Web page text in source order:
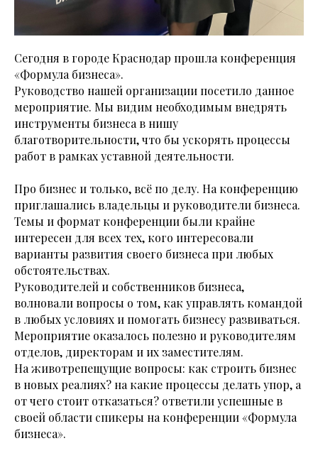
Сегодня в городе Краснодар прошла конференция
«Формула бизнеса».
Руководство нашей организации посетило данное
мероприятие. Мы видим необходимым внедрять
инструменты бизнеса в нишу
благотворительности, что бы ускорять процессы
работ в рамках уставной деятельности.
Про бизнес и только, всё по делу. На конференцию
приглашались владельцы и руководители бизнеса.
Темы и формат конференции были крайне
интересен для всех тех, кого интересовали
варианты развития своего бизнеса при любых
обстоятельствах.
Руководителей и собственников бизнеса,
волновали вопросы о том, как управлять командой
в любых условиях и помогать бизнесу развиваться.
Мероприятие оказалось полезно и руководителям
отделов, директорам и их заместителям.
На животрепещущие вопросы: как строить бизнес
в новых реалиях? на какие процессы делать упор, а
от чего стоит отказаться? ответили успешные в
своей области спикеры на конференции «Формула
бизнеса».